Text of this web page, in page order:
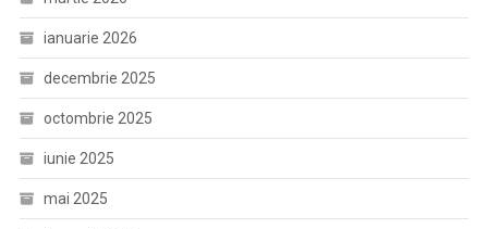
ianuarie 2026
decembrie 2025
octombrie 2025
iunie 2025
mai 2025